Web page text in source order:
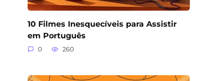
10 Filmes Inesquecíveis para Assistir
em Português
0 260